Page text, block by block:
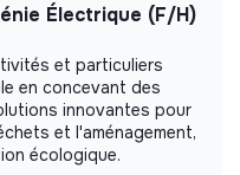
Électrique (F/H)
et particuliers
en concevant des
innovantes pour
et l'aménagement,
écologique.